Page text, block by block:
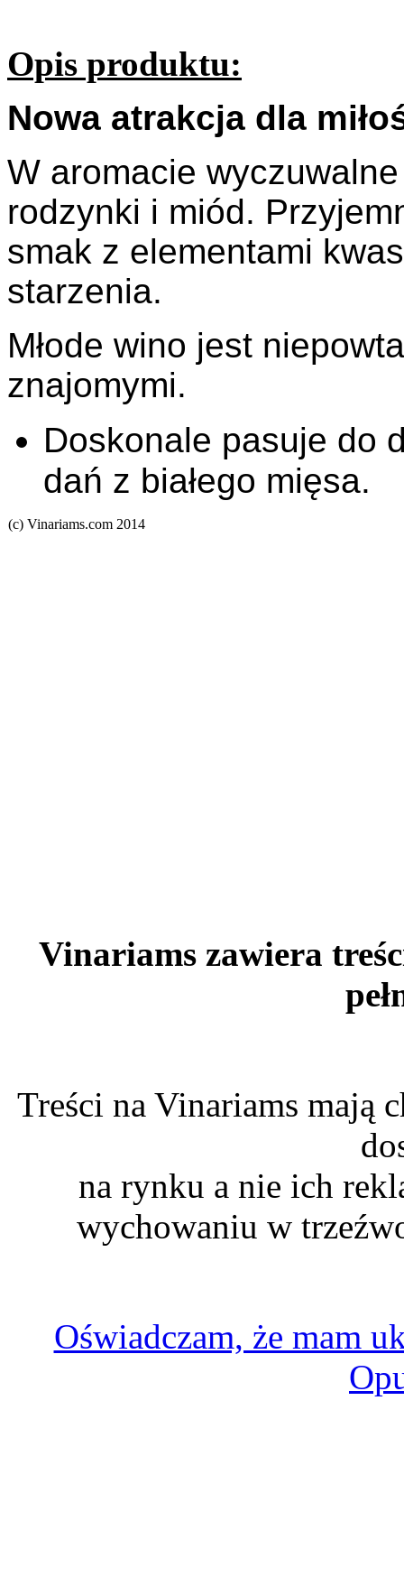
Opis produktu:
Nowa atrakcja dla
W aromacie
rodzynki i miód.
smak z elementami
starzenia.
Młode wino jest
znajomymi.
Doskonale pasuje do
dań z białego mięsa.
(c) Vinariams.com 2014
Vinariams zawiera
Treści na Vinariams mają
na rynku a nie ich
wychowaniu w
Oświadczam, że mam